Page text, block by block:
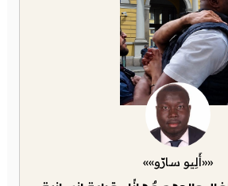
««أَلِيو سارّو»»